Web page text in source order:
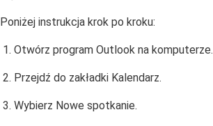
Poniżej instrukcja krok po kroku:
Otwórz program Outlook na komputerze.
Przejdź do zakładki Kalendarz.
Wybierz Nowe spotkanie.